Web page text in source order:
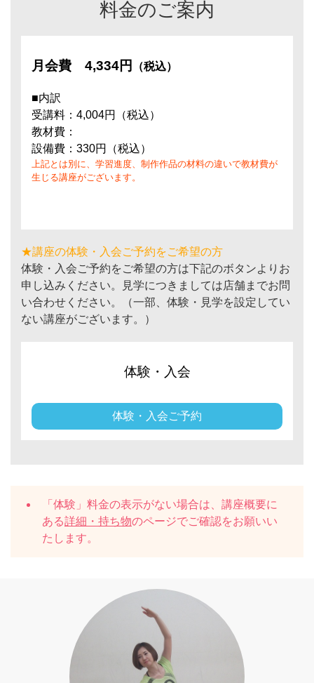
料金のご案内
月会費 4,334円 （税込）
■内訳
受講料：4,004円（税込）
教材費：
設備費：330円（税込）
上記とは別に、学習進度、制作作品の材料の違いで教材費が
生じる講座がございます。
★講座の体験・入会ご予約をご希望の方
体験・入会ご予約をご希望の方は下記のボタンよりお
申し込みください。見学につきましては店舗までお問
い合わせください。（一部、体験・見学を設定してい
ない講座がございます。）
体験・入会
体験・入会ご予約
「体験」料金の表示がない場合は、講座概要に
ある詳細・持ち物のページでご確認をお願いい
たします。